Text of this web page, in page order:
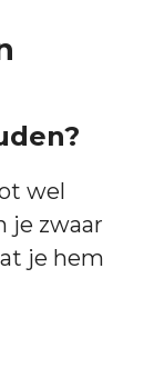
wel
je zwaar
je hem